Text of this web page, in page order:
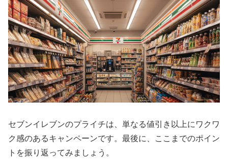
セブンイレブンのプライチは、単なる値引き以上にワクワ
ク感のあるキャンペーンです。最後に、ここまでのポイン
トを振り返ってみましょう。